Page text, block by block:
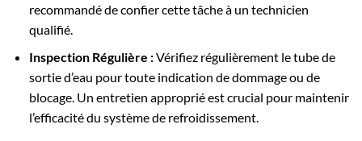
recommandé de confier cette tâche à un technicien
qualifié.
Inspection Régulière :Vérifiez régulièrement le tube de
sortie d’eau pour toute indication de dommage ou de
blocage. Un entretien approprié est crucial pour maintenir
l’efficacité du système de refroidissement.